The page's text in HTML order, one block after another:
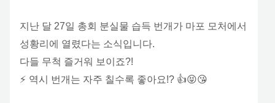
지난 달 27일 총회 분실물 습득 번개가 마포 모처에서
성황리에 열렸다는 소식입니다.
다들 무척 즐거워 보이죠?!
⚡️ 역시 번개는 자주 칠수록 좋아요!? 👍😝😘